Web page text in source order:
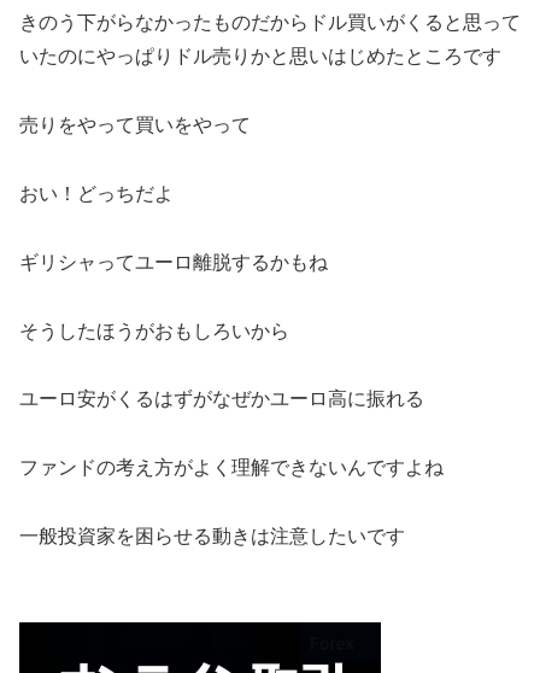
きのう下がらなかったものだからドル買いがくると思って
いたのにやっぱりドル売りかと思いはじめたところです
売りをやって買いをやって
おい！どっちだよ
ギリシャってユーロ離脱するかもね
そうしたほうがおもしろいから
ユーロ安がくるはずがなぜかユーロ高に振れる
ファンドの考え方がよく理解できないんですよね
一般投資家を困らせる動きは注意したいです